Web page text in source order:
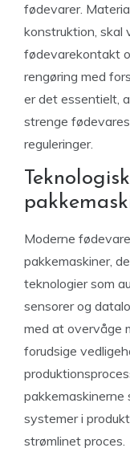
fødevarer.
konstruktion,
fødevarekontakt
rengøring med
er det essentielt,
strenge
reguleringer.
Moderne
pakkemaskiner,
teknologier som
sensorer og
med at overvåge
forudsige
pakkemaskinerne
systemer i
strømlinet proces.